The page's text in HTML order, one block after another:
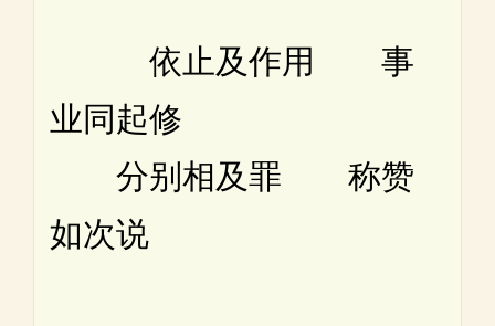
依止及作用 事
业同起修
分别相及罪 称赞
如次说